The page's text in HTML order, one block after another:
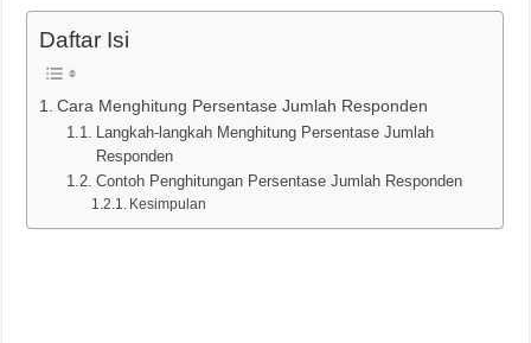
Daftar Isi
Cara Menghitung Persentase Jumlah Responden
Langkah-langkah Menghitung Persentase Jumlah
Responden
Contoh Penghitungan Persentase Jumlah Responden
Kesimpulan